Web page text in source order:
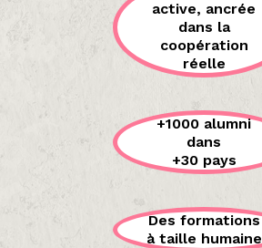
active, ancrée
dans la
coopération
réelle
+1000 alumni
dans
+30 pays
Des formations
à taille humaine